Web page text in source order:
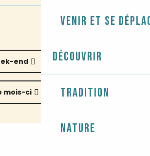
Venir et se
Découvrir
Tradition
Nature
end Cette semaine
mois-ci Tout l’agenda